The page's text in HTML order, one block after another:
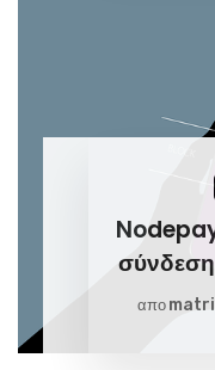
σύνδεση
απο